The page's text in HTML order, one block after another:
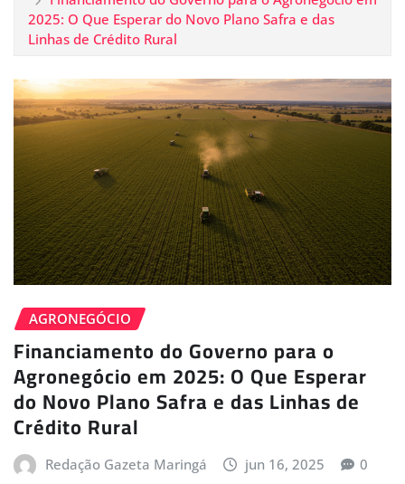
2025: O Que Esperar do Novo Plano Safra e das
Linhas de Crédito Rural
AGRONEGÓCIO
Financiamento do Governo para o
Agronegócio em 2025: O Que Esperar
do Novo Plano Safra e das Linhas de
Crédito Rural
Redação Gazeta Maringá jun 16, 2025 0